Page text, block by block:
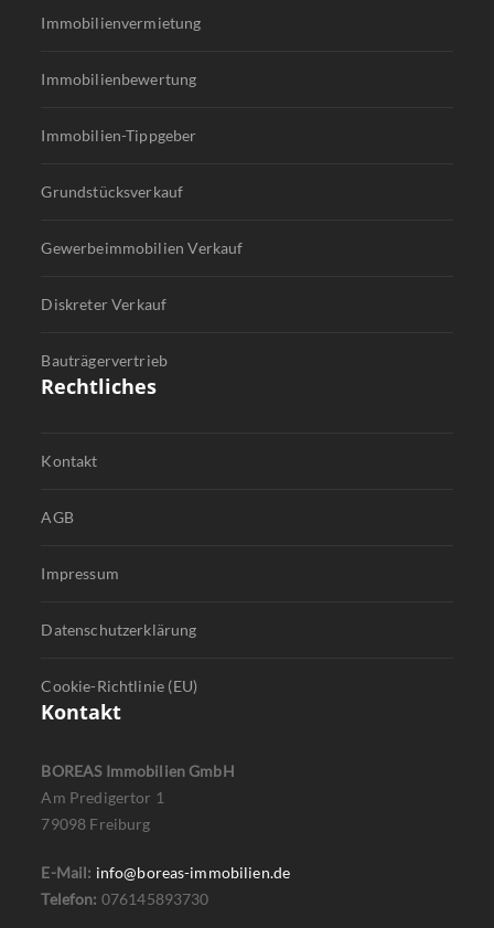
Immobilienvermietung
Immobilienbewertung
Immobilien-Tippgeber
Grundstücksverkauf
Gewerbeimmobilien Verkauf
Diskreter Verkauf
Bauträgervertrieb
Rechtliches
Kontakt
AGB
Impressum
Datenschutzerklärung
Cookie-Richtlinie (EU)
Kontakt
BOREAS Immobilien GmbH
Am Predigertor 1
79098 Freiburg
E-Mail: info@boreas-immobilien.de
Telefon: 076145893730